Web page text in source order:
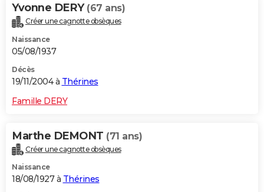
Yvonne DERY (67 ans)
Créer une cagnotte obsèques
Naissance
05/08/1937
Décès
19/11/2004 à Thérines
Famille DERY
Marthe DEMONT (71 ans)
Créer une cagnotte obsèques
Naissance
18/08/1927 à Thérines